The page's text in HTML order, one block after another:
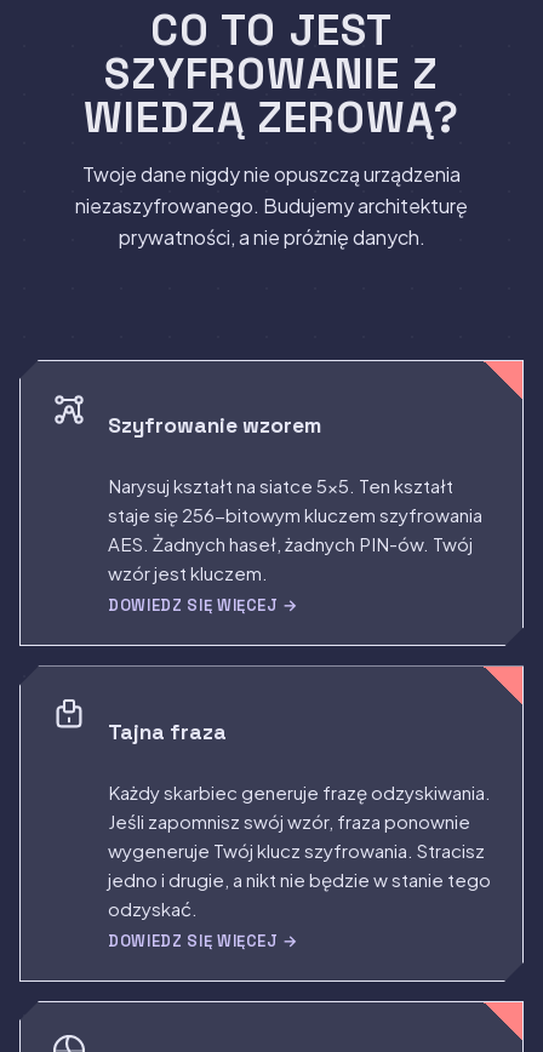
Użyj frazy odzyskiwania
Dołącz do skarbca współdzielonego
CO TO JEST
SZYFROWANIE Z
WIEDZĄ ZEROWĄ?
Twoje dane nigdy nie opuszczą urządzenia
niezaszyfrowanego. Budujemy architekturę
prywatności, a nie próżnię danych.
Szyfrowanie wzorem
Narysuj kształt na siatce 5×5. Ten kształt
staje się 256-bitowym kluczem szyfrowania
AES. Żadnych haseł, żadnych PIN-ów. Twój
wzór jest kluczem.
DOWIEDZ SIĘ WIĘCEJ →
Tajna fraza
Każdy skarbiec generuje frazę odzyskiwania.
Jeśli zapomnisz swój wzór, fraza ponownie
wygeneruje Twój klucz szyfrowania. Stracisz
jedno i drugie, a nikt nie będzie w stanie tego
odzyskać.
DOWIEDZ SIĘ WIĘCEJ →